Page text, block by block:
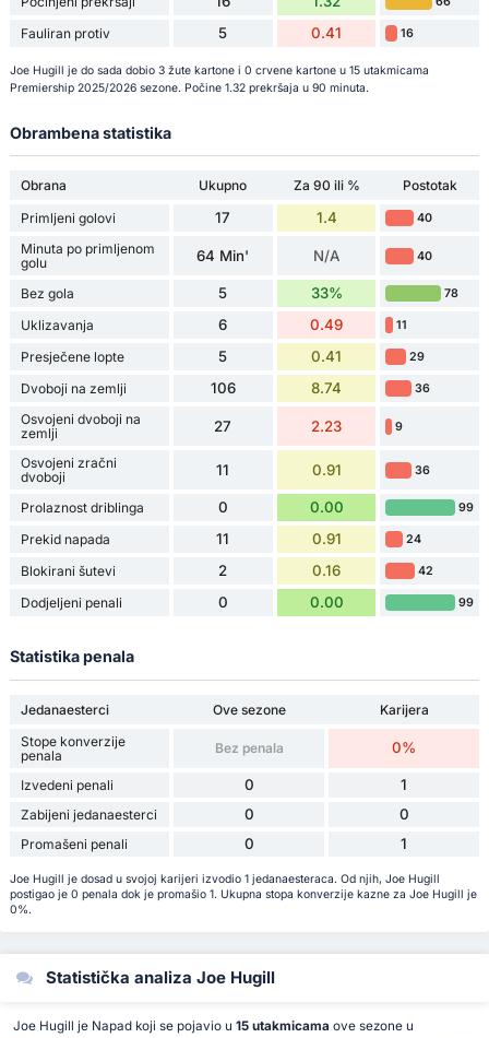
Fauliran protiv 5 0.41 16
Joe Hugill je do sada dobio 3 žute kartone i 0 crvene kartone u 15 utakmicama
Premiership 2025/2026 sezone. Počine 1.32 prekršaja u 90 minuta.
Obrambena statistika
Obrana Ukupno Za 90 ili %
Postotak
Primljeni golovi
17 1.4 40
Minuta po primljenom
golu
64 Min' N/A 40
Bez gola 5 33% 78
Uklizavanja 6 0.49 11
Presječene lopte 5 0.41 29
Dvoboji na zemlji 106 8.74 36
Osvojeni dvoboji na
zemlji
27 2.23 9
Osvojeni zračni
dvoboji
11 0.91 36
Prolaznost driblinga 0 0.00 99
Prekid napada 11 0.91 24
Blokirani šutevi 2 0.16 42
Dodjeljeni penali 0 0.00 99
Statistika penala
Jedanaesterci Ove sezone
Karijera
Stope konverzije
penala
Bez penala 0%
Izvedeni penali 0 1
Zabijeni jedanaesterci 0 0
Promašeni penali 0 1
Joe Hugill je dosad u svojoj karijeri izvodio 1 jedanaesteraca. Od njih, Joe Hugill
postigao je 0 penala dok je promašio 1. Ukupna stopa konverzije kazne za Joe Hugill je
0%.
Statistička analiza Joe Hugill
Joe Hugill je Napad koji se pojavio u 15 utakmicama ove sezone u